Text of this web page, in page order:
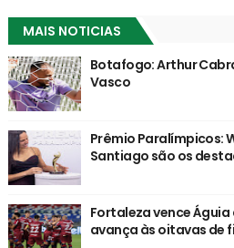
MAIS NOTICIAS
Botafogo: Arthur
Vasco
Prêmio Paralímpicos:
Santiago são os
Fortaleza vence Águia
avança às oitavas de